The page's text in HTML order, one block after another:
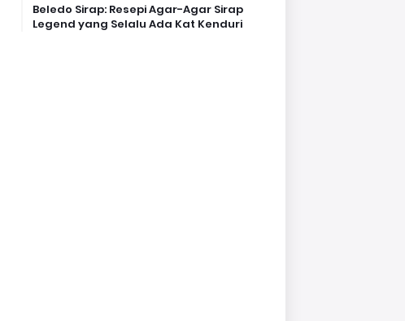
Beledo Sirap: Resepi Agar-Agar Sirap
Legend yang Selalu Ada Kat Kenduri